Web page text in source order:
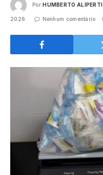
Por HUMBERTO
2026 Nenhum comentário